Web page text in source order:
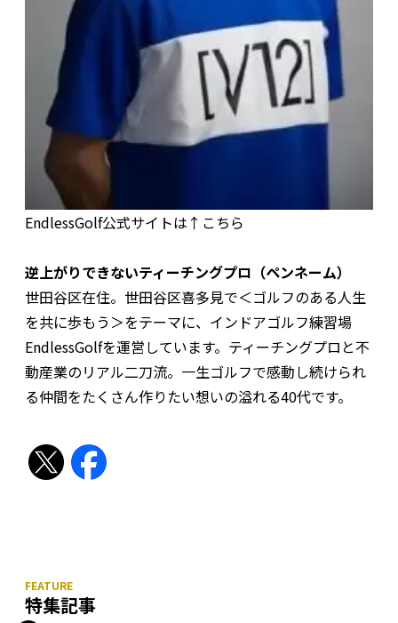
EndlessGolf公式サイトは↑こちら
逆上がりできないティーチングプロ（ペンネーム）
世田谷区在住。世田谷区喜多見で＜ゴルフのある人生
を共に歩もう＞をテーマに、インドアゴルフ練習場
EndlessGolfを運営しています。ティーチングプロと不
動産業のリアル二刀流。一生ゴルフで感動し続けられ
る仲間をたくさん作りたい想いの溢れる40代です。
特集記事